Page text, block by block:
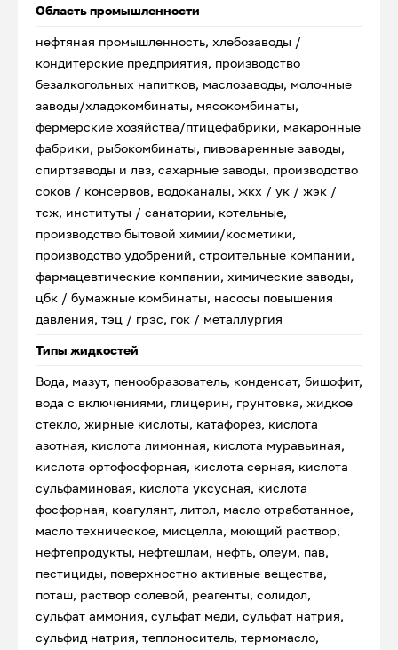
Область промышленности
нефтяная промышленность, хлебозаводы /
кондитерские предприятия, производство
безалкогольных напитков, маслозаводы, молочные
заводы/хладокомбинаты, мясокомбинаты,
фермерские хозяйства/птицефабрики, макаронные
фабрики, рыбокомбинаты, пивоваренные заводы,
спиртзаводы и лвз, сахарные заводы, производство
соков / консервов, водоканалы, жкх / ук / жэк /
тсж, институты / санатории, котельные,
производство бытовой химии/косметики,
производство удобрений, строительные компании,
фармацевтические компании, химические заводы,
цбк / бумажные комбинаты, насосы повышения
давления, тэц / грэс, гок / металлургия
Типы жидкостей
Вода, мазут, пенообразователь, конденсат, бишофит,
вода с включениями, глицерин, грунтовка, жидкое
стекло, жирные кислоты, катафорез, кислота
азотная, кислота лимонная, кислота муравьиная,
кислота ортофосфорная, кислота серная, кислота
сульфаминовая, кислота уксусная, кислота
фосфорная, коагулянт, литол, масло отработанное,
масло техническое, мисцелла, моющий раствор,
нефтепродукты, нефтешлам, нефть, олеум, пав,
пестициды, поверхностно активные вещества,
поташ, раствор солевой, реагенты, солидол,
сульфат аммония, сульфат меди, сульфат натрия,
сульфид натрия, теплоноситель, термомасло,